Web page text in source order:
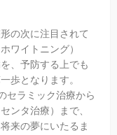
の次に注目されて
ワイトニング）
、予防する上でも
歩となります。
セラミック治療から
ンタ治療）まで、
来の夢にいたるま